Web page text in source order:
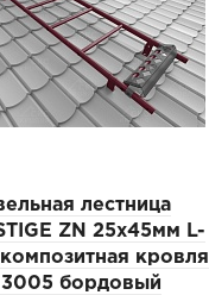
лестница
ZN 25х45мм L-
кровля
3005 бордовый